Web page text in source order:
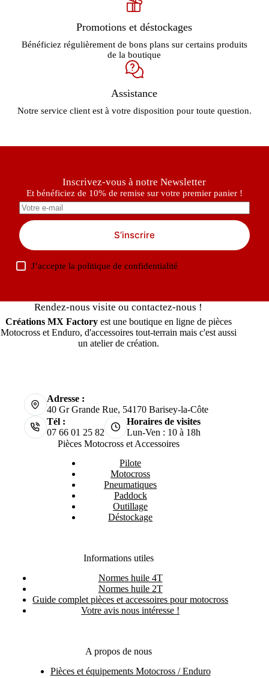
Promotions et déstockages
Bénéficiez régulièrement de bons plans sur certains produits
de la boutique
Assistance
Notre service client est à votre disposition pour toute question.
Inscrivez-vous à notre Newsletter
Et bénéficiez de 10% de remise sur votre premier panier !
S’inscrire
J’accepte lapolitique de confidentialité
Rendez-nous visite ou contactez-nous !
Créations MX Factoryest une boutique en ligne de pièces
Motocross et Enduro, d'accessoires tout-terrain mais c'est aussi
un atelier de création.
Adresse :
40 Gr Grande Rue, 54170 Barisey-la-Côte
Tél :
07 66 01 25 82
Horaires de visites
Lun-Ven : 10 à 18h
Pièces Motocross et Accessoires
Pilote
Motocross
Pneumatiques
Paddock
Outillage
Déstockage
Informations utiles
Normes huile 4T
Normes huile 2T
Guide complet pièces et accessoires pour motocross
Votre avis nous intéresse !
A propos de nous
Pièces et équipements Motocross / Enduro